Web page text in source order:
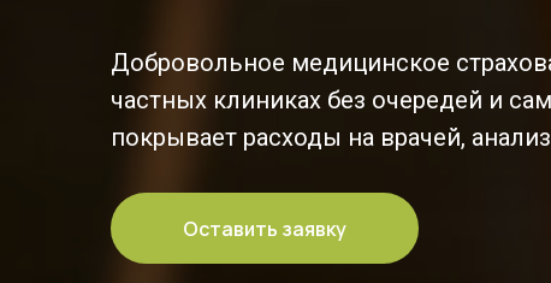
Добровольное медицинское
частных клиниках без очередей и
покрывает расходы на врачей,
Оставить заявку